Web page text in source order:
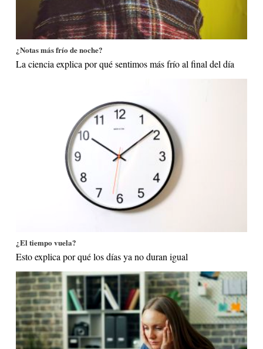
¿Notas más frío de noche?
La ciencia explica por qué sentimos más frío al final del día
¿El tiempo vuela?
Esto explica por qué los días ya no duran igual